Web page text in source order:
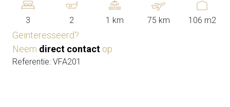
3 2 1 km 75 km 106 m2
Geinteresseerd?
Neem direct contact op
Referentie: VFA201